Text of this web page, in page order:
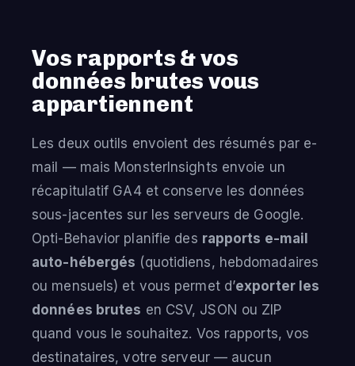
Vos rapports & vos
données brutes vous
appartiennent
Les deux outils envoient des résumés par e-
mail — mais MonsterInsights envoie un
récapitulatif GA4 et conserve les données
sous-jacentes sur les serveurs de Google.
Opti-Behavior planifie des rapports e-mail
auto-hébergés (quotidiens, hebdomadaires
ou mensuels) et vous permet d’exporter les
données brutes en CSV, JSON ou ZIP
quand vous le souhaitez. Vos rapports, vos
destinataires, votre serveur — aucun